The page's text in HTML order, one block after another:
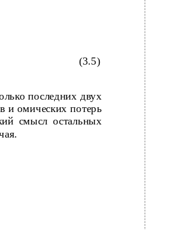
(3.5)
последних двух
и омических потерь
смысл остальных